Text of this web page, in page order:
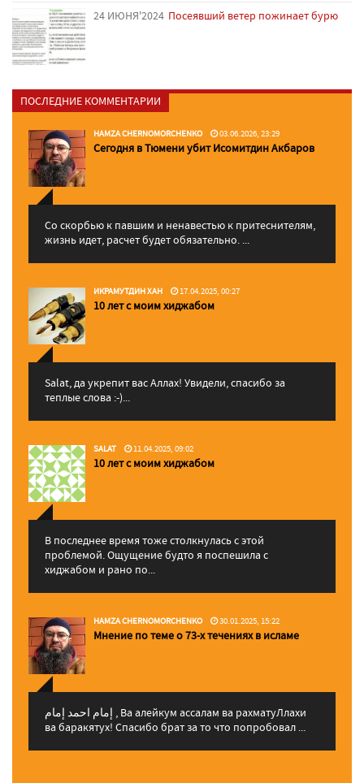
24 ИЮНЯ'2024 Посеявший ветер пожинает бурю
ПОСЛЕДНИЕ КОММЕНТАРИИ
HAMZA CHERNOMORCHENKO 03.06.2026, 23:29
Сегодня в Тюмени убит Исомитдин Акбаров
Со скорбью к павшим и ненавестью к притеснителям,
жизнь идет, расчет будет обязательно. ...
ИКРАМУТДИН ХАН 17.04.2025, 00:27
10 лет с моим хиджабом
Salat, да укрепит вас Аллаx! Увидели, спасибо за
теплые слова :-)...
SALAT 11.04.2025, 09:02
10 лет с моим хиджабом
В последнее время тоже столкнулась с этой
проблемой. Ощущение будто я поспешила с
хиджабом и рано по...
HAMZA CHERNOMORCHENKO 30.01.2025, 15:22
Мнение по теме о 73-х течениях в исламе
إمام احمد إمام , Ва алейкум ассалам ва рахматуЛлахи
ва баракятух! Спасибо брат за то что попробовал ...